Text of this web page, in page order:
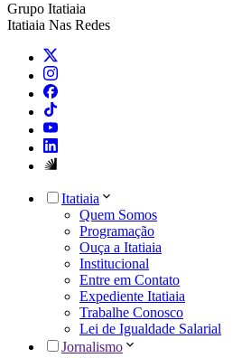
Grupo Itatiaia
Itatiaia Nas Redes
Itatiaia
Quem Somos
Programação
Ouça a Itatiaia
Institucional
Entre em Contato
Expediente Itatiaia
Trabalhe Conosco
Lei de Igualdade Salarial
Jornalismo